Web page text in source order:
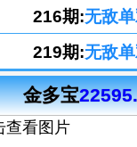
216期:无敌
219期:无敌
金多宝